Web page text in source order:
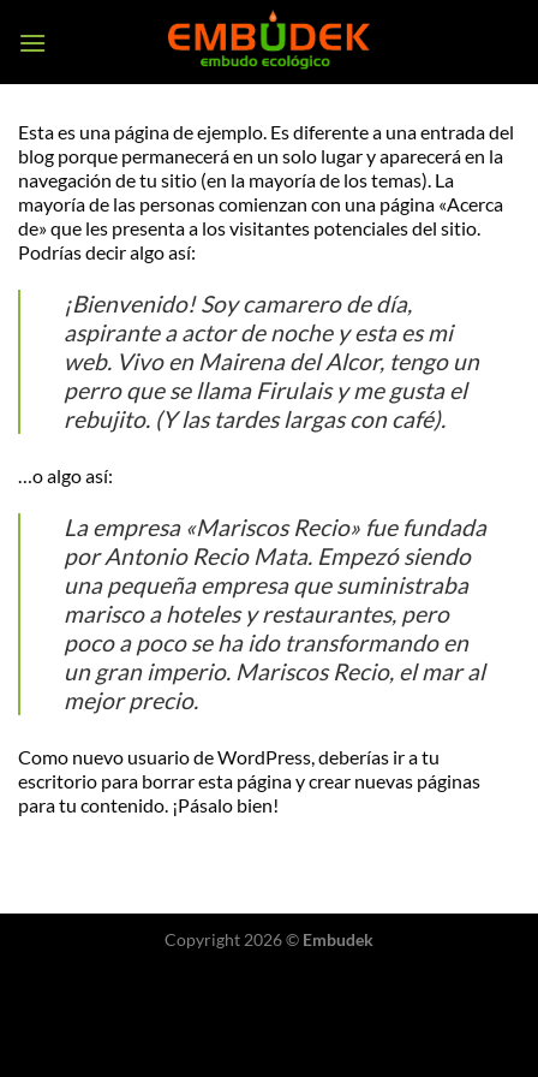
Esta es una página de ejemplo. Es diferente a una entrada del
blog porque permanecerá en un solo lugar y aparecerá en la
navegación de tu sitio (en la mayoría de los temas). La
mayoría de las personas comienzan con una página «Acerca
de» que les presenta a los visitantes potenciales del sitio.
Podrías decir algo así:
¡Bienvenido! Soy camarero de día,
aspirante a actor de noche y esta es mi
web. Vivo en Mairena del Alcor, tengo un
perro que se llama Firulais y me gusta el
rebujito. (Y las tardes largas con café).
…o algo así:
La empresa «Mariscos Recio» fue fundada
por Antonio Recio Mata. Empezó siendo
una pequeña empresa que suministraba
marisco a hoteles y restaurantes, pero
poco a poco se ha ido transformando en
un gran imperio. Mariscos Recio, el mar al
mejor precio.
Como nuevo usuario de WordPress, deberías ir atu
escritorio para borrar esta página y crear nuevas páginas
para tu contenido. ¡Pásalo bien!
Copyright 2026 © Embudek